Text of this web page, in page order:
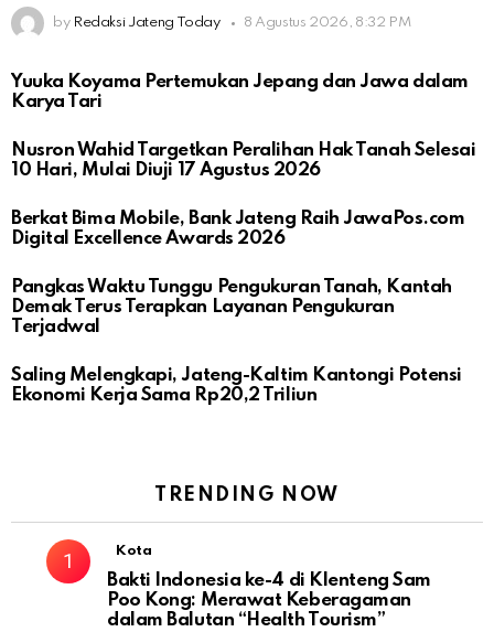
by Redaksi Jateng Today 8 Agustus 2026, 8:32 PM
Yuuka Koyama Pertemukan Jepang dan Jawa dalam
Karya Tari
Nusron Wahid Targetkan Peralihan Hak Tanah Selesai
10 Hari, Mulai Diuji 17 Agustus 2026
Berkat Bima Mobile, Bank Jateng Raih JawaPos.com
Digital Excellence Awards 2026
Pangkas Waktu Tunggu Pengukuran Tanah, Kantah
Demak Terus Terapkan Layanan Pengukuran
Terjadwal
Saling Melengkapi, Jateng-Kaltim Kantongi Potensi
Ekonomi Kerja Sama Rp20,2 Triliun
TRENDING NOW
Kota
Bakti Indonesia ke-4 di Klenteng Sam
Poo Kong: Merawat Keberagaman
dalam Balutan “Health Tourism”